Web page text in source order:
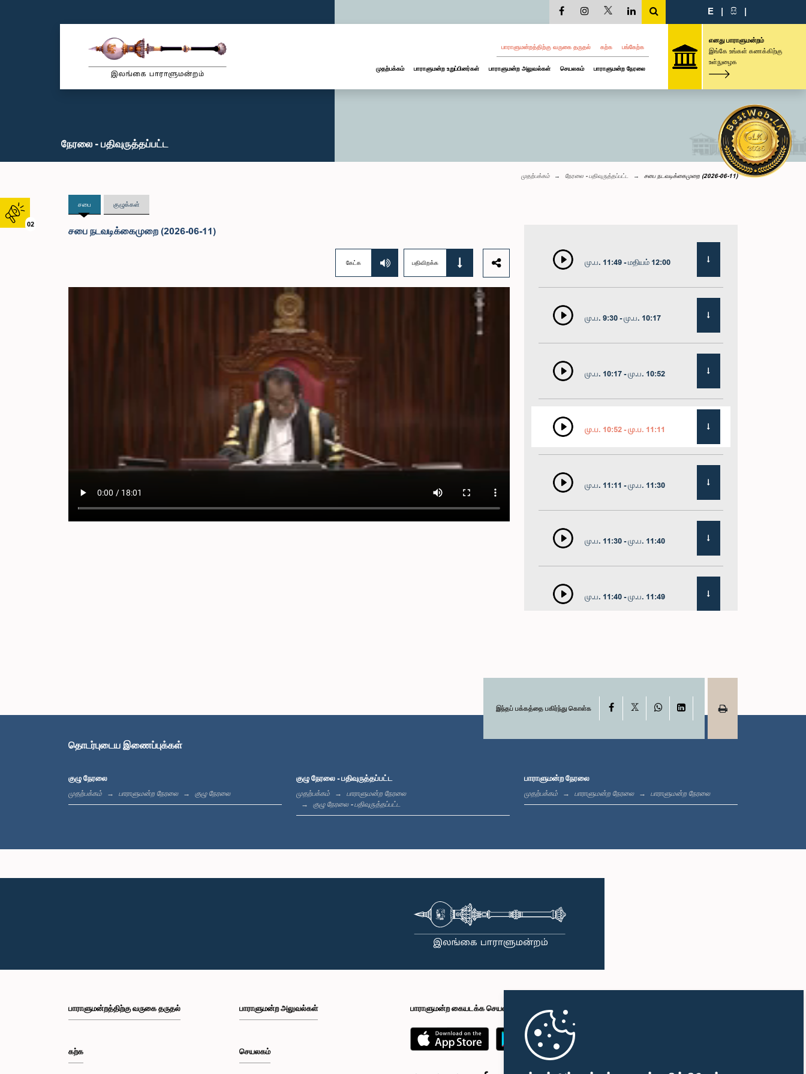
02
E | සි |
பாராளுமன்றத்திற்கு வருகை தருதல் கற்க பங்கேற்க
முதற்பக்கம் பாராளுமன்ற உறுப்பினர்கள் பாராளுமன்ற அலுவல்கள் செயலகம் பாராளுமன்ற நேரலை
எனது பாராளுமன்றம்
இங்கே உங்கள் கணக்கிற்கு
உள்நுழைக
நேரலை - பதிவுருத்தப்பட்ட
முதற்பக்கம் நேரலை - பதிவுருத்தப்பட்ட சபை நடவடிக்கைமுறை (2026-06-11)
சபை குழுக்கள்
சபை நடவடிக்கைமுறை (2026-06-11)
கேட்க பதிவிறக்க மு.ப. 11:49 - மதியம் 12:00
மு.ப. 9:30 - மு.ப. 10:17
மு.ப. 10:17 - மு.ப. 10:52
மு.ப. 10:52 - மு.ப. 11:11
மு.ப. 11:11 - மு.ப. 11:30
மு.ப. 11:30 - மு.ப. 11:40
மு.ப. 11:40 - மு.ப. 11:49
பி.ப. 12:05 - பி.ப. 12:13
இந்தப் பக்கத்தை பகிர்ந்து கொள்க Facebook WhatsAppLinkedIn
தொடர்புடைய இணைப்புக்கள்
குழு நேரலை
முதற்பக்கம் பாராளுமன்ற நேரலை குழு நேரலை
குழு நேரலை - பதிவுருத்தப்பட்ட
முதற்பக்கம்
பாராளுமன்ற நேரலை
குழு நேரலை - பதிவுருத்தப்பட்ட
பாராளுமன்ற நேரலை
முதற்பக்கம் பாராளுமன்ற நேரலை பாராளுமன்ற நேரலை
பாராளுமன்றத்திற்கு வருகை தருதல்
கற்க
பாராளுமன்ற அலுவல்கள்
செயலகம்
பாராளுமன்ற கையடக்க செயலி